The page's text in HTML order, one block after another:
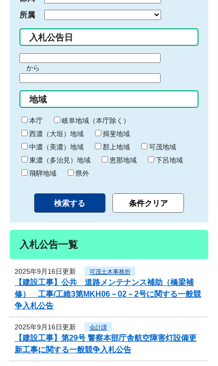
所属
入札公告日
間
始
り
から
間
終
わ
り
地域
本庁
岐阜地域（本庁除く）
西濃（大垣）地域
揖斐地域
中濃（美濃）地域
郡上地域
可茂地域
東濃（多治見）地域
恵那地域
下呂地域
飛騨地域
県外
入札公告一覧
2025年9月16日更新 可茂土木事務所
【建設工事】公共 道路メンテナンス補助（橋梁補
修） 工事/工維3第MKH06－02－2号に関する一般競
争入札公告
2025年9月16日更新 会計課
【建設工事】第29号 警察本部庁舎航空障害灯設備更
新工事に関する一般競争入札公告